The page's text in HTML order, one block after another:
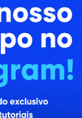
Enviar Dica